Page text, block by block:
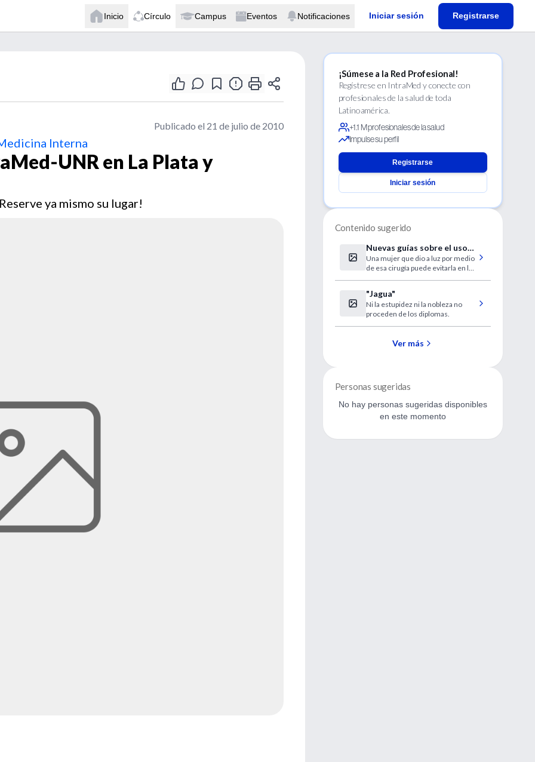
Inicio Círculo Campus Eventos Notificaciones Iniciar sesión Registrarse
Publicado el 21 de julio de 2010
Interna
UNR en La Plata y
ya mismo su lugar!
¡Súmese a la Red Profesional!
Regístrese en IntraMed y conecte con
profesionales de la salud de toda
Latinoamérica.
+1.1 M profesionales de la salud
Impulse su perfil
Registrarse
Iniciar sesión
Contenido sugerido
Nuevas guías sobre el uso
de la cesárea
Una mujer que dio a luz por medio
de esa cirugía puede evitarla en los
"Jagua"
Ni la estupidez ni la nobleza no
proceden de los diplomas.
Ver más
Personas sugeridas
No hay personas sugeridas disponibles
en este momento